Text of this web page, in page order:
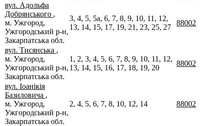
вул. Адольфа
Добрянського ,
м. Ужгород,
Ужгородський р-н,
Закарпатська обл.
3, 4, 5, 5а, 6, 7, 8, 9, 10, 11, 12,
13, 14, 15, 17, 19, 21, 23, 25, 27
88002
вул. Тисянська ,
м. Ужгород,
Ужгородський р-н,
Закарпатська обл.
1, 2, 3, 4, 5, 6, 7, 8, 9, 10, 11, 12,
13, 14, 15, 16, 17, 18, 19, 20
88002
вул. Іоанікія
Базиловича ,
м. Ужгород,
Ужгородський р-н,
Закарпатська обл.
2, 4, 5, 6, 7, 8, 10, 12, 14 88002